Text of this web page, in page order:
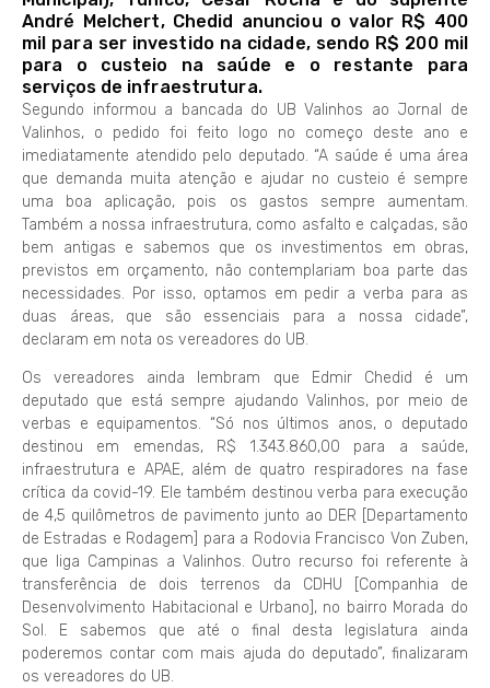
André Melchert, Chedid anunciou o valor R$ 400
mil para ser investido na cidade, sendo R$ 200 mil
para o custeio na saúde e o restante para
serviços de infraestrutura.
Segundo informou a bancada do UB Valinhos ao Jornal de
Valinhos, o pedido foi feito logo no começo deste ano e
imediatamente atendido pelo deputado. “A saúde é uma área
que demanda muita atenção e ajudar no custeio é sempre
uma boa aplicação, pois os gastos sempre aumentam.
Também a nossa infraestrutura, como asfalto e calçadas, são
bem antigas e sabemos que os investimentos em obras,
previstos em orçamento, não contemplariam boa parte das
necessidades. Por isso, optamos em pedir a verba para as
duas áreas, que são essenciais para a nossa cidade”,
declaram em nota os vereadores do UB.
Os vereadores ainda lembram que Edmir Chedid é um
deputado que está sempre ajudando Valinhos, por meio de
verbas e equipamentos. “Só nos últimos anos, o deputado
destinou em emendas, R$ 1.343.860,00 para a saúde,
infraestrutura e APAE, além de quatro respiradores na fase
crítica da covid-19. Ele também destinou verba para execução
de 4,5 quilômetros de pavimento junto ao DER [Departamento
de Estradas e Rodagem] para a Rodovia Francisco Von Zuben,
que liga Campinas a Valinhos. Outro recurso foi referente à
transferência de dois terrenos da CDHU [Companhia de
Desenvolvimento Habitacional e Urbano], no bairro Morada do
Sol. E sabemos que até o final desta legislatura ainda
poderemos contar com mais ajuda do deputado”, finalizaram
os vereadores do UB.